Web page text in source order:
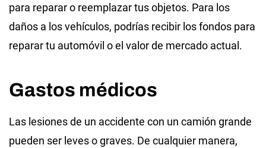
para reparar o reemplazar tus objetos. Para los
daños a los vehículos, podrías recibir los fondos para
reparar tu automóvil o el valor de mercado actual.
Gastos médicos
Las lesiones de un accidente con un camión grande
pueden ser leves o graves. De cualquier manera,